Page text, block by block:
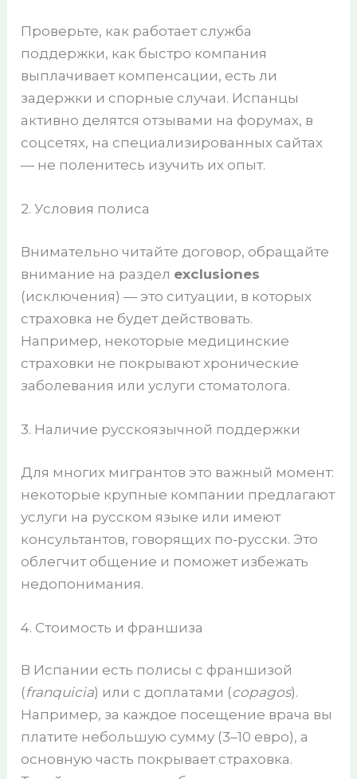
Проверьте, как работает служба
поддержки, как быстро компания
выплачивает компенсации, есть ли
задержки и спорные случаи. Испанцы
активно делятся отзывами на форумах, в
соцсетях, на специализированных сайтах
— не поленитесь изучить их опыт.
2. Условия полиса
Внимательно читайте договор, обращайте
внимание на раздел exclusiones
(исключения) — это ситуации, в которых
страховка не будет действовать.
Например, некоторые медицинские
страховки не покрывают хронические
заболевания или услуги стоматолога.
3. Наличие русскоязычной поддержки
Для многих мигрантов это важный момент:
некоторые крупные компании предлагают
услуги на русском языке или имеют
консультантов, говорящих по-русски. Это
облегчит общение и поможет избежать
недопонимания.
4. Стоимость и франшиза
В Испании есть полисы с франшизой
(franquicia) или с доплатами (copagos).
Например, за каждое посещение врача вы
платите небольшую сумму (3–10 евро), а
основную часть покрывает страховка.